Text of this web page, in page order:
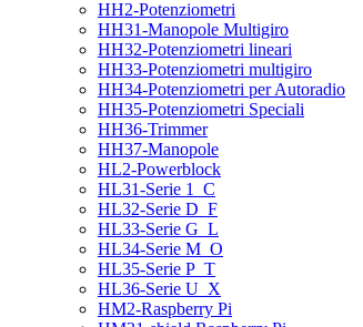
HH2-Potenziometri
HH31-Manopole Multigiro
HH32-Potenziometri lineari
HH33-Potenziometri multigiro
HH34-Potenziometri per Autoradio
HH35-Potenziometri Speciali
HH36-Trimmer
HH37-Manopole
HL2-Powerblock
HL31-Serie 1_C
HL32-Serie D_F
HL33-Serie G_L
HL34-Serie M_O
HL35-Serie P_T
HL36-Serie U_X
HM2-Raspberry Pi